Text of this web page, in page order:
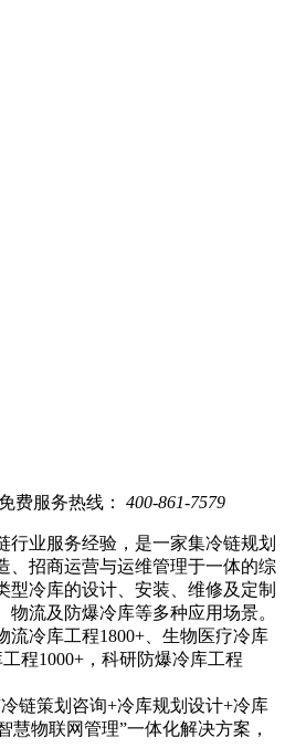
费服务热线： 400-861-7579
行业服务经验，是一家集冷链规划
、招商运营与运维管理于一体的综
型冷库的设计、安装、维修及定制
流及防爆冷库等多种应用场景。
流冷库工程1800+、生物医疗冷库
程1000+，科研防爆冷库工程
链策划咨询+冷库规划设计+冷库
慧物联网管理”一体化解决方案，